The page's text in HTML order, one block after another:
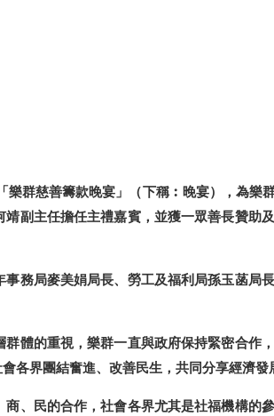
群慈善籌款晚宴」（下稱︰晚宴），為樂
副主任擔任主禮嘉賓，並獲一眾善長贊助
務局麥美娟局長、勞工及福利局孫玉菡局
體的重視，樂群一直與政府保持緊密合作
各界團結奮進、改善民生，共同分享經濟發
商、民的合作，社會各界尤其是社福機構的